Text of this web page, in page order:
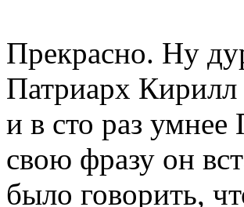
Прекрасно. Ну
Патриарх Кирилл
и в сто раз
свою фразу он
было говорить,